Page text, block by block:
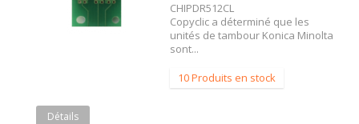
CHIPDR512CL
Copyclic a déterminé que les
unités de tambour Konica Minolta
sont...
10 Produits en stock
Détails